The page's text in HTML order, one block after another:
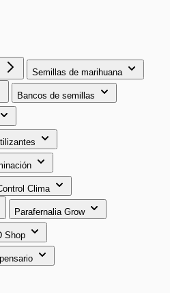
Semillas de marihuana
Bancos de semillas
Clima
Parafernalia Grow
Shop